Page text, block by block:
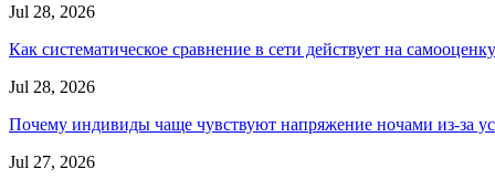
Jul 28, 2026
Как систематическое сравнение в сети действует на самооценку
Jul 28, 2026
Почему индивиды чаще чувствуют напряжение ночами из-за
Jul 27, 2026